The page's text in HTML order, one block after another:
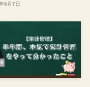
6月7日